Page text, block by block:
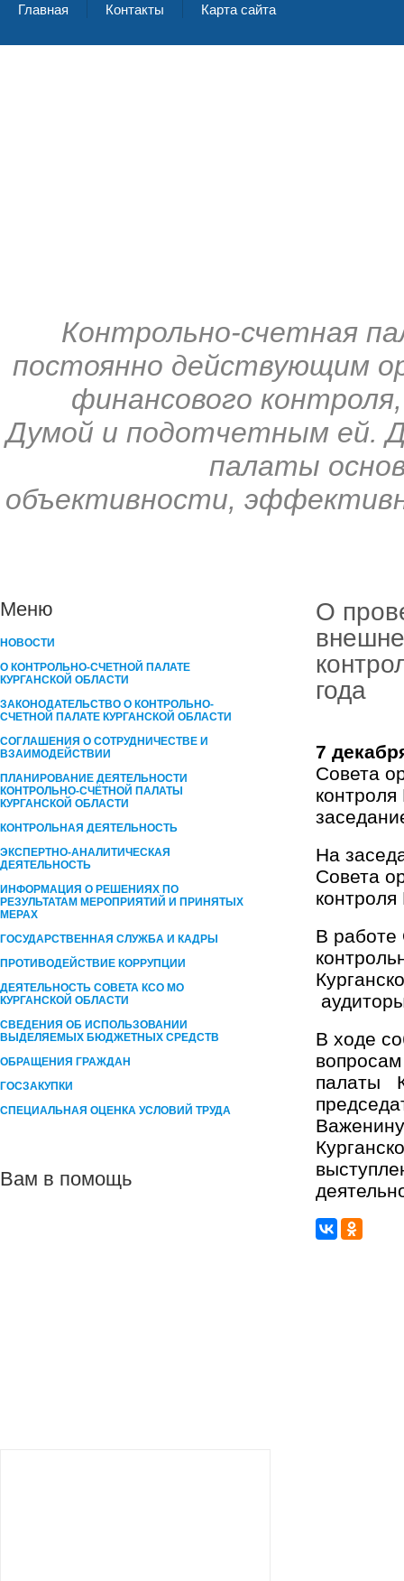
Главная Контакты Карта сайта
Контрольно-счетная
постоянно действующим
финансового
Думой и подотчетным ей.
палаты
объективности,
Меню
НОВОСТИ
О КОНТРОЛЬНО-СЧЕТНОЙ ПАЛАТЕ
КУРГАНСКОЙ ОБЛАСТИ
ЗАКОНОДАТЕЛЬСТВО О КОНТРОЛЬНО-
СЧЕТНОЙ ПАЛАТЕ КУРГАНСКОЙ ОБЛАСТИ
СОГЛАШЕНИЯ О СОТРУДНИЧЕСТВЕ И
ВЗАИМОДЕЙСТВИИ
ПЛАНИРОВАНИЕ ДЕЯТЕЛЬНОСТИ
КОНТРОЛЬНО-СЧЁТНОЙ ПАЛАТЫ
КУРГАНCКОЙ ОБЛАСТИ
КОНТРОЛЬНАЯ ДЕЯТЕЛЬНОСТЬ
ЭКСПЕРТНО-АНАЛИТИЧЕСКАЯ
ДЕЯТЕЛЬНОСТЬ
ИНФОРМАЦИЯ О РЕШЕНИЯХ ПО
РЕЗУЛЬТАТАМ МЕРОПРИЯТИЙ И ПРИНЯТЫХ
МЕРАХ
ГОСУДАРСТВЕННАЯ СЛУЖБА И КАДРЫ
ПРОТИВОДЕЙСТВИЕ КОРРУПЦИИ
ДЕЯТЕЛЬНОСТЬ СОВЕТА КСО МО
КУРГАНСКОЙ ОБЛАСТИ
СВЕДЕНИЯ ОБ ИСПОЛЬЗОВАНИИ
ВЫДЕЛЯЕМЫХ БЮДЖЕТНЫХ СРЕДСТВ
ОБРАЩЕНИЯ ГРАЖДАН
ГОСЗАКУПКИ
СПЕЦИАЛЬНАЯ ОЦЕНКА УСЛОВИЙ ТРУДА
Вам в помощь
О
года
7
Совета
На
Совета
контроля
В работе
В ходе
палаты